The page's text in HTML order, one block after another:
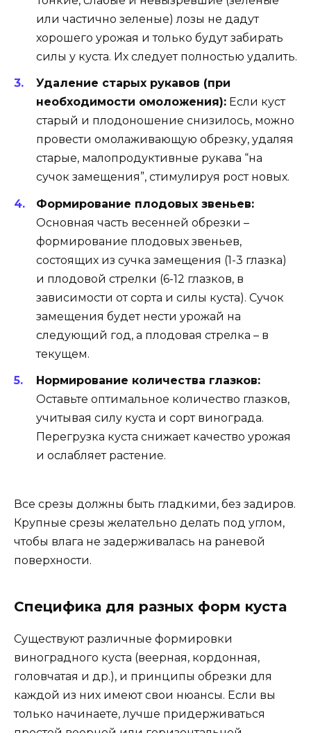
или частично зеленые) лозы не дадут
хорошего урожая и только будут забирать
силы у куста. Их следует полностью удалить.
Удаление старых рукавов (при
необходимости омоложения): Если куст
старый и плодоношение снизилось, можно
провести омолаживающую обрезку, удаляя
старые, малопродуктивные рукава “на
сучок замещения”, стимулируя рост новых.
Формирование плодовых звеньев:
Основная часть весенней обрезки –
формирование плодовых звеньев,
состоящих из сучка замещения (1-3 глазка)
и плодовой стрелки (6-12 глазков, в
зависимости от сорта и силы куста). Сучок
замещения будет нести урожай на
следующий год, а плодовая стрелка – в
текущем.
Нормирование количества глазков:
Оставьте оптимальное количество глазков,
учитывая силу куста и сорт винограда.
Перегрузка куста снижает качество урожая
и ослабляет растение.
Все срезы должны быть гладкими, без задиров.
Крупные срезы желательно делать под углом,
чтобы влага не задерживалась на раневой
поверхности.
Специфика для разных форм куста
Существуют различные формировки
виноградного куста (веерная, кордонная,
головчатая и др.), и принципы обрезки для
каждой из них имеют свои нюансы. Если вы
только начинаете, лучше придерживаться